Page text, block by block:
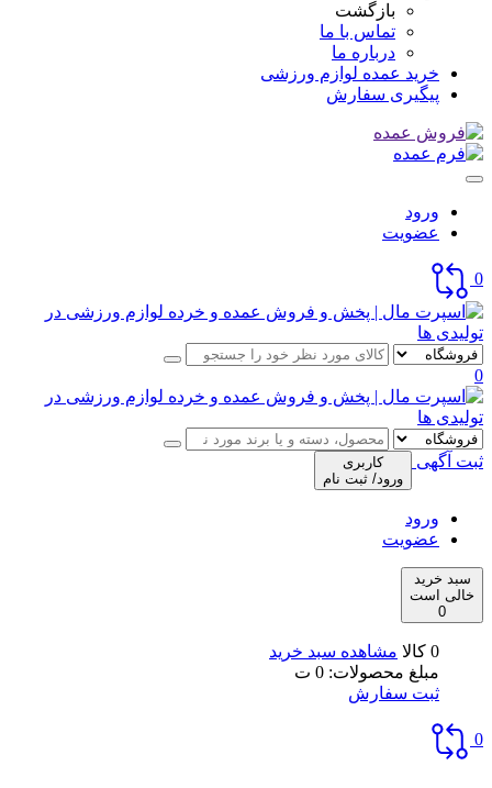
بازگشت
تماس با ما
درباره ما
خرید عمده لوازم ورزشی
پیگیری سفارش
ورود
عضویت
0
0
ثبت آگهی
کاربری
ورود/ ثبت نام
ورود
عضویت
سبد خرید
خالی است
0
0 کالا
مشاهده سبد خرید
مبلغ محصولات: 0 ت
ثبت سفارش
0